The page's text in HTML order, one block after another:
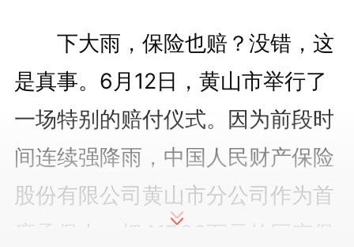
下大雨，保险也赔？没错，这
是真事。6月12日，黄山市举行了
一场特别的赔付仪式。因为前段时
间连续强降雨，中国人民财产保险
股份有限公司黄山市分公司作为首
席承保人，把417.92万元的巨灾保